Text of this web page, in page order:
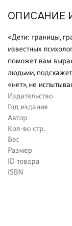
ОПИСАНИЕ
«Дети: границы,
известных
поможет вам
людьми,
«нет», не
Издательство
Год издания
Автор
Кол-во стр.
Вес
Размер
ID товара
ISBN